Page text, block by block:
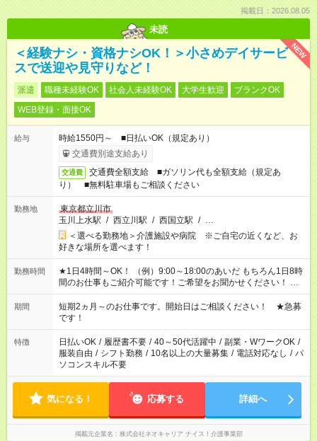
掲載日：2026.08.05
未読
NEW
＜経験ナシ・資格ナシOK！＞小さめデイサービ
スで送迎や見守りなど！
派遣 職種未経験OK 社会人未経験OK 大学生歓迎
ブランクOK
WEB登録・面接OK
給与
時給1550円～ ■日払いOK（規定あり）
交通費別途支給あり
交通費
交通費全額支給 ■ガソリン代も全額支給（規定あ
り） ■無料駐車場もご相談ください
勤務地
東京都立川市
玉川上水駅 / 西立川駅 / 西国立駅 / …
＜選べる勤務地＞介護施設や病院 ※ご自宅の近くなど、お
好きな場所を選べます！
勤務時間
★1日4時間～OK！ （例）9:00～18:00のあいだ もちろん1日8時
間のお仕事もご紹介可能です！ご希望をお聞かせください！ ★
家庭の都合でお休みが必要な場合も遠慮なくご相談ください。
※週最低15時間以上の勤務が必要です
期間
短期2ヵ月～のお仕事です。開始日はご相談ください！ ★急募
です！
特徴 日払いOK / 履歴書不要 / 40～50代活躍中 / 副業・WワークOK /
服装自由 / シフト勤務 / 10名以上の大量募集 / 電話対応なし / パ
ソコンスキル不要
気になる！ 応募する 詳細へ
掲載元企業名 株式会社ネオキャリア ナイス！介護事業部